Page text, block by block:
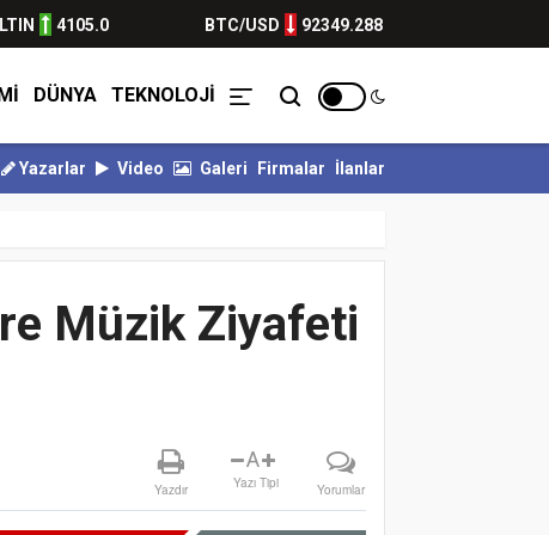
4105.0 BTC/USD 92349.288
DÜNYA TEKNOLOJİ
KALESİ EMİN ELLERDE... BULVARSPOR GÜÇLÜ RAKİBİNE KARŞI
Yazarlar Video Galeri Firmalar İlanlar
Müzik Ziyafeti
Yazdır
A
Yazı Tipi Yorumlar